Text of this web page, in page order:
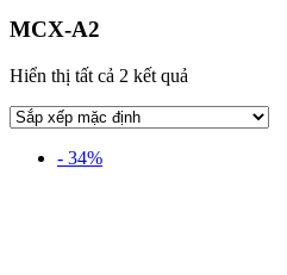
MCX-A2
Hiển thị tất cả 2 kết quả
- 34%